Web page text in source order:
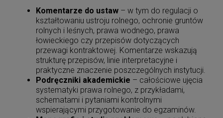
Komentarze do ustaw – w tym do regulacji o
kształtowaniu ustroju rolnego, ochronie gruntów
rolnych i leśnych, prawa wodnego, prawa
łowieckiego czy przepisów dotyczących
przewagi kontraktowej. Komentarze wskazują
strukturę przepisów, linie interpretacyjne i
praktyczne znaczenie poszczególnych instytucji.
Podręczniki akademickie – całościowe ujęcia
systematyki prawa rolnego, z przykładami,
schematami i pytaniami kontrolnymi
wspierającymi przygotowanie do egzaminów.